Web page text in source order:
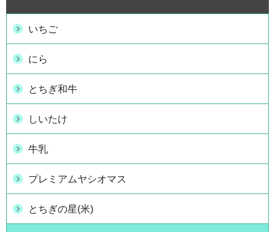
いちご
にら
とちぎ和牛
しいたけ
牛乳
プレミアムヤシオマス
とちぎの星(米)